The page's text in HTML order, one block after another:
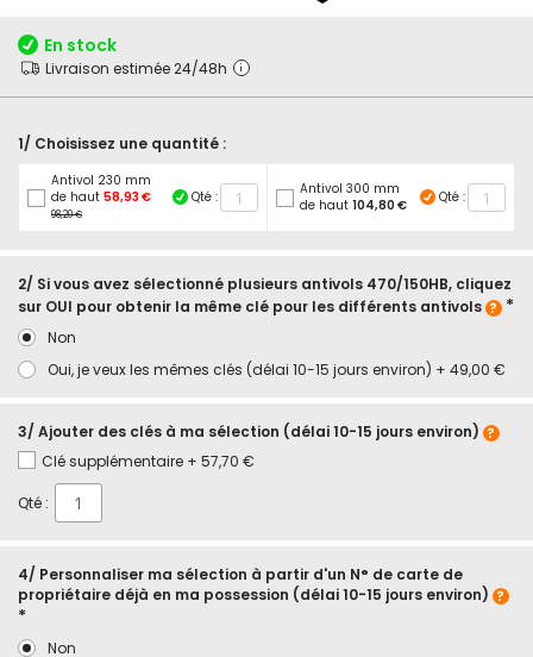
de
la
En stock
Livraison estimée 24/48h
1/ Choisissez une quantité :
Antivol 230 mm
de haut 58,93 €
98,20 €
Qté :
Antivol 300 mm
de haut 104,80 € Qté :
2/ Si vous avez sélectionné plusieurs antivols 470/150HB, cliquez
sur OUI pour obtenir la même clé pour les différents antivols
Non
Oui, je veux les mêmes clés (délai 10-15 jours environ) + 49,00 €
3/ Ajouter des clés à ma sélection (délai 10-15 jours environ)
Clé supplémentaire + 57,70 €
Qté :
4/ Personnaliser ma sélection à partir d'un N° de carte de
propriétaire déjà en ma possession (délai 10-15 jours environ)
Non